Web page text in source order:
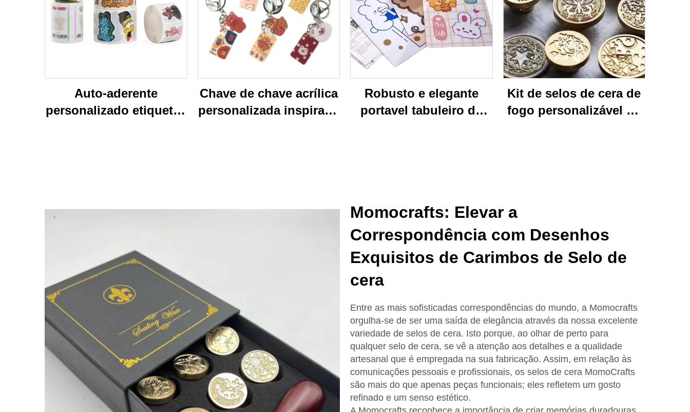
Auto-aderente
personalizado etiquetas
Chave de chave acrílica
personalizada inspirada
Robusto e elegante
portavel tabuleiro de
escola
Kit de selos de cera de
fogo personalizável de
Momocrafts: Elevar a
Correspondência com Desenhos
Exquisitos de Carimbos de Selo de
cera
Entre as mais sofisticadas correspondências do mundo, a Momocrafts
orgulha-se de ser uma saída de elegância através da nossa excelente
variedade de selos de cera. Isto porque, ao olhar de perto para
qualquer selo de cera, se vê a atenção aos detalhes e a qualidade
artesanal que é empregada na sua fabricação. Assim, em relação às
comunicações pessoais e profissionais, os selos de cera MomoCrafts
são mais do que apenas peças funcionais; eles refletem um gosto
refinado e um senso estético.